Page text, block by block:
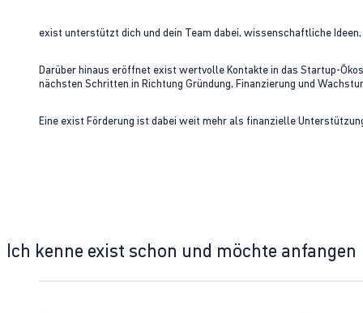
exist unterstützt dich und dein Team dabei, wissenschaftliche
Darüber hinaus eröffnet exist wertvolle Kontakte in das Startup-
nächsten Schritten in Richtung Gründung, Finanzierung und
Eine exist Förderung ist dabei weit mehr als finanzielle
Ich kenne exist schon und möchte anfangen